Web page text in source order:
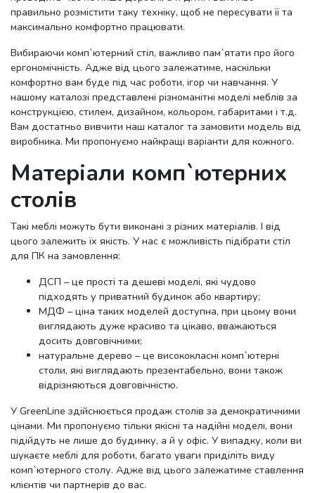
правильно розмістити таку техніку, щоб не пересувати її та
максимально комфортно працювати.
Вибираючи комп`ютерний стіл, важливо пам`ятати про його
ергономічність. Адже від цього залежатиме, наскільки
комфортно вам буде під час роботи, ігор чи навчання. У
нашому каталозі представлені різноманітні моделі меблів за
конструкцією, стилем, дизайном, кольором, габаритами і т.д.
Вам достатньо вивчити наш каталог та замовити модель від
виробника. Ми пропонуємо найкращі варіанти для кожного.
Матеріали комп`ютерних
столів
Такі меблі можуть бути виконані з різних матеріалів. І від
цього залежить їх якість. У нас є можливість підібрати стіл
для ПК на замовлення:
ДСП – це прості та дешеві моделі, які чудово
підходять у приватний будинок або квартиру;
МДФ – ціна таких моделей доступна, при цьому вони
виглядають дуже красиво та цікаво, вважаються
досить довговічними;
натуральне дерево – це висококласні комп`ютерні
столи, які виглядають презентабельно, вони також
відрізняються довговічністю.
У GreenLine здійснюється продаж столів за демократичними
цінами. Ми пропонуємо тільки якісні та надійні моделі, вони
підійдуть не лише до будинку, а й у офіс. У випадку, коли ви
шукаєте меблі для роботи, багато уваги приділіть виду
комп`ютерного столу. Адже від цього залежатиме ставлення
клієнтів чи партнерів до вас.